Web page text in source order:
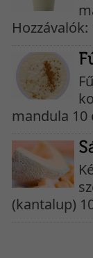
mandula 10
(kantalup)